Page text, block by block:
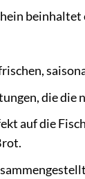
beinhaltet
die die
auf die